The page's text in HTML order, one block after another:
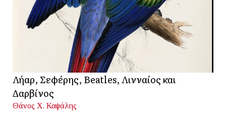
Λήαρ, Σεφέρης, Beatles, Λινναίος και
Δαρβίνος
Θάνος Χ. Καψάλης